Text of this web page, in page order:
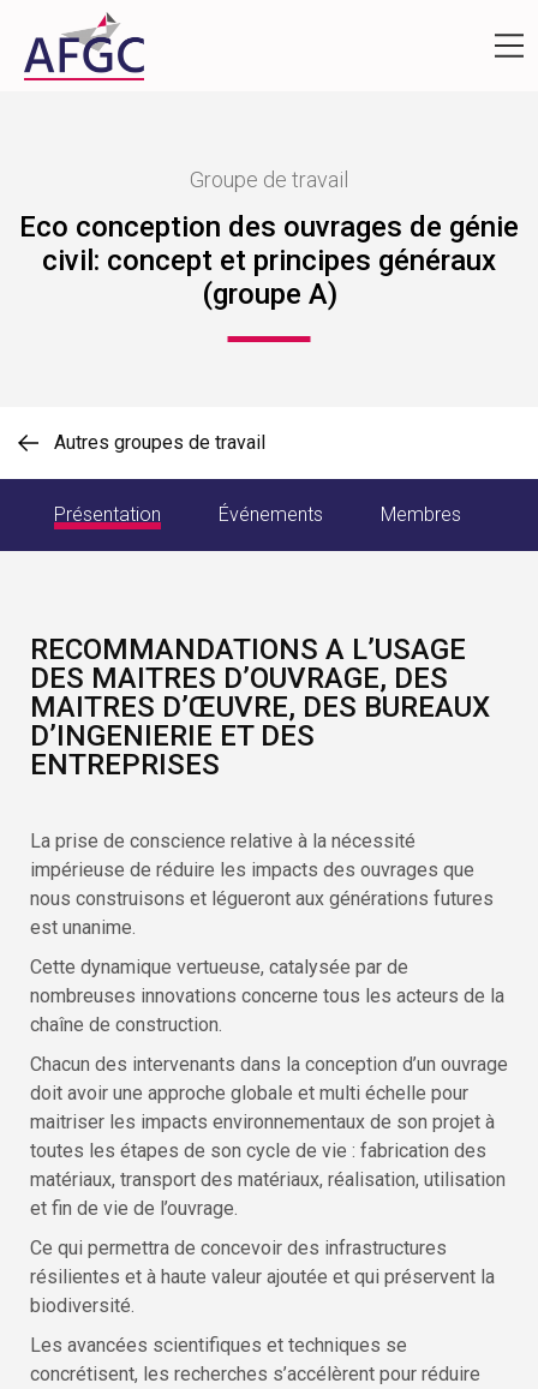
Groupe de travail
Eco conception des ouvrages de génie
civil: concept et principes généraux
(groupe A)
Autres groupes de travail
Présentation Événements Membres
RECOMMANDATIONS A L’USAGE
DES MAITRES D’OUVRAGE, DES
MAITRES D’ŒUVRE, DES BUREAUX
D’INGENIERIE ET DES
ENTREPRISES
La prise de conscience relative à la nécessité
impérieuse de réduire les impacts des ouvrages que
nous construisons et légueront aux générations futures
est unanime.
Cette dynamique vertueuse, catalysée par de
nombreuses innovations concerne tous les acteurs de la
chaîne de construction.
Chacun des intervenants dans la conception d’un ouvrage
doit avoir une approche globale et multi échelle pour
maitriser les impacts environnementaux de son projet à
toutes les étapes de son cycle de vie : fabrication des
matériaux, transport des matériaux, réalisation, utilisation
et fin de vie de l’ouvrage.
Ce qui permettra de concevoir des infrastructures
résilientes et à haute valeur ajoutée et qui préservent la
biodiversité.
Les avancées scientifiques et techniques se
concrétisent, les recherches s’accélèrent pour réduire